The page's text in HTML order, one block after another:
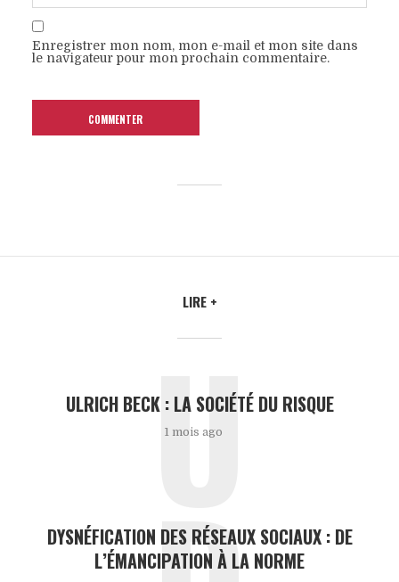
Enregistrer mon nom, mon e-mail et mon site dans
le navigateur pour mon prochain commentaire.
LIRE +
ULRICH BECK : LA SOCIÉTÉ DU RISQUE
1 mois ago
U
DYSNÉFICATION DES RÉSEAUX SOCIAUX : DE
L’ÉMANCIPATION À LA NORME